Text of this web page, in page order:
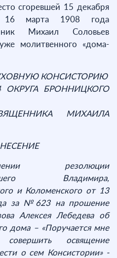
сгоревшей 15 декабря
16 марта 1908 года
Михаил Соловьев
молитвенного «дома-
КОНСИСТОРИЮ
БРОННИЦКОГО
МИХАИЛА
резолюции
Владимира,
и Коломенского от 13
за №623 на прошение
Алексея Лебедева об
дома – «Поручается мне
освящение
о сем Консистории» -